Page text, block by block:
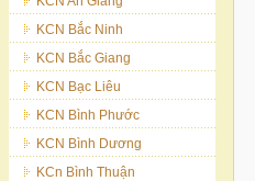
KCN Bắc Ninh
KCN Bắc Giang
KCN Bạc Liêu
KCN Bình Phước
KCN Bình Dương
KCn Bình Thuận